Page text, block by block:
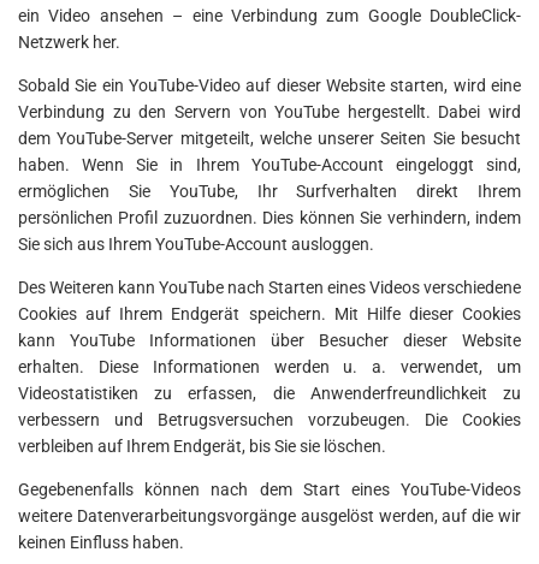
ein Video ansehen – eine Verbindung zum Google DoubleClick-
Netzwerk her.
Sobald Sie ein YouTube-Video auf dieser Website starten, wird eine
Verbindung zu den Servern von YouTube hergestellt. Dabei wird
dem YouTube-Server mitgeteilt, welche unserer Seiten Sie besucht
haben. Wenn Sie in Ihrem YouTube-Account eingeloggt sind,
ermöglichen Sie YouTube, Ihr Surfverhalten direkt Ihrem
persönlichen Profil zuzuordnen. Dies können Sie verhindern, indem
Sie sich aus Ihrem YouTube-Account ausloggen.
Des Weiteren kann YouTube nach Starten eines Videos verschiedene
Cookies auf Ihrem Endgerät speichern. Mit Hilfe dieser Cookies
kann YouTube Informationen über Besucher dieser Website
erhalten. Diese Informationen werden u. a. verwendet, um
Videostatistiken zu erfassen, die Anwenderfreundlichkeit zu
verbessern und Betrugsversuchen vorzubeugen. Die Cookies
verbleiben auf Ihrem Endgerät, bis Sie sie löschen.
Gegebenenfalls können nach dem Start eines YouTube-Videos
weitere Datenverarbeitungsvorgänge ausgelöst werden, auf die wir
keinen Einfluss haben.